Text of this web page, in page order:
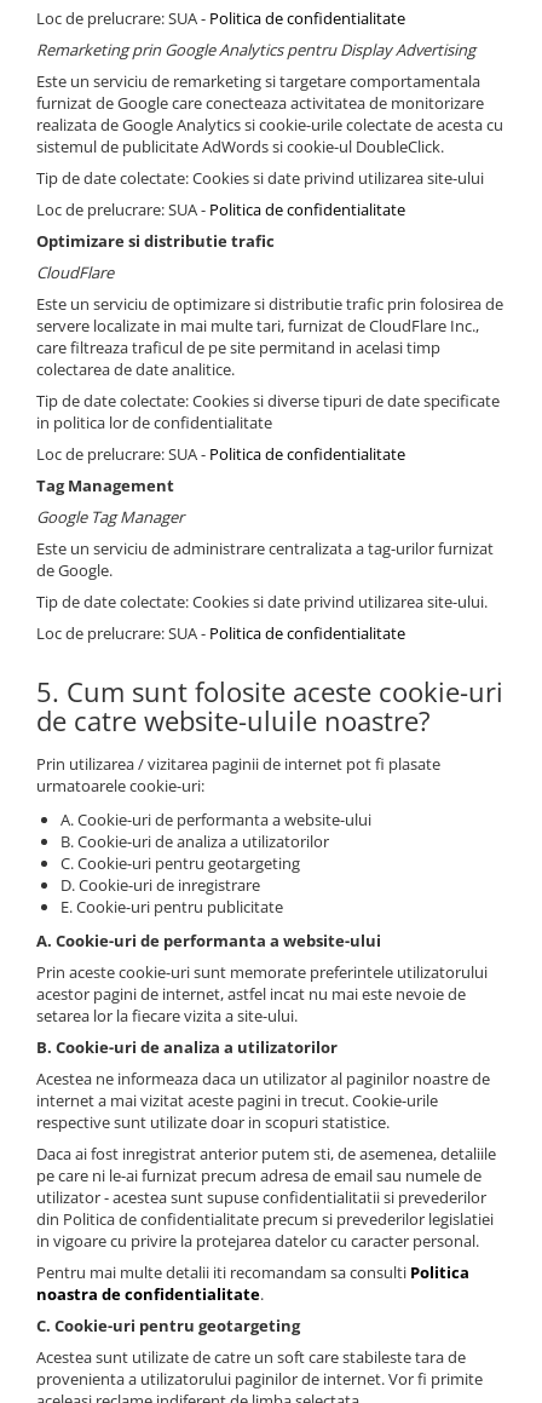
Loc de prelucrare: SUA - Politica de confidentialitate
Remarketing prin Google Analytics pentru Display Advertising
Este un serviciu de remarketing si targetare comportamentala
furnizat de Google care conecteaza activitatea de monitorizare
realizata de Google Analytics si cookie-urile colectate de acesta cu
sistemul de publicitate AdWords si cookie-ul DoubleClick.
Tip de date colectate: Cookies si date privind utilizarea site-ului
Loc de prelucrare: SUA - Politica de confidentialitate
Optimizare si distributie trafic
CloudFlare
Este un serviciu de optimizare si distributie trafic prin folosirea de
servere localizate in mai multe tari, furnizat de CloudFlare Inc.,
care filtreaza traficul de pe site permitand in acelasi timp
colectarea de date analitice.
Tip de date colectate: Cookies si diverse tipuri de date specificate
in politica lor de confidentialitate
Loc de prelucrare: SUA - Politica de confidentialitate
Tag Management
Google Tag Manager
Este un serviciu de administrare centralizata a tag-urilor furnizat
de Google.
Tip de date colectate: Cookies si date privind utilizarea site-ului.
Loc de prelucrare: SUA - Politica de confidentialitate
5. Cum sunt folosite aceste cookie-uri
de catre website-uluile noastre?
Prin utilizarea / vizitarea paginii de internet pot fi plasate
urmatoarele cookie-uri:
A. Cookie-uri de performanta a website-ului
B. Cookie-uri de analiza a utilizatorilor
C. Cookie-uri pentru geotargeting
D. Cookie-uri de inregistrare
E. Cookie-uri pentru publicitate
A. Cookie-uri de performanta a website-ului
Prin aceste cookie-uri sunt memorate preferintele utilizatorului
acestor pagini de internet, astfel incat nu mai este nevoie de
setarea lor la fiecare vizita a site-ului.
B. Cookie-uri de analiza a utilizatorilor
Acestea ne informeaza daca un utilizator al paginilor noastre de
internet a mai vizitat aceste pagini in trecut. Cookie-urile
respective sunt utilizate doar in scopuri statistice.
Daca ai fost inregistrat anterior putem sti, de asemenea, detaliile
pe care ni le-ai furnizat precum adresa de email sau numele de
utilizator - acestea sunt supuse confidentialitatii si prevederilor
din Politica de confidentialitate precum si prevederilor legislatiei
in vigoare cu privire la protejarea datelor cu caracter personal.
Pentru mai multe detalii iti recomandam sa consulti Politica
noastra de confidentialitate.
C. Cookie-uri pentru geotargeting
Acestea sunt utilizate de catre un soft care stabileste tara de
provenienta a utilizatorului paginilor de internet. Vor fi primite